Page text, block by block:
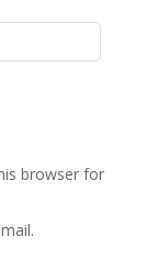
browser for